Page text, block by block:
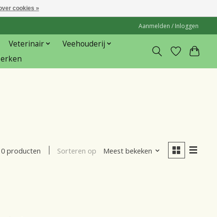
Aanmelden / Inloggen
Veterinair
Veehouderij
0 producten Sorteren op Meest bekeken
cookies »